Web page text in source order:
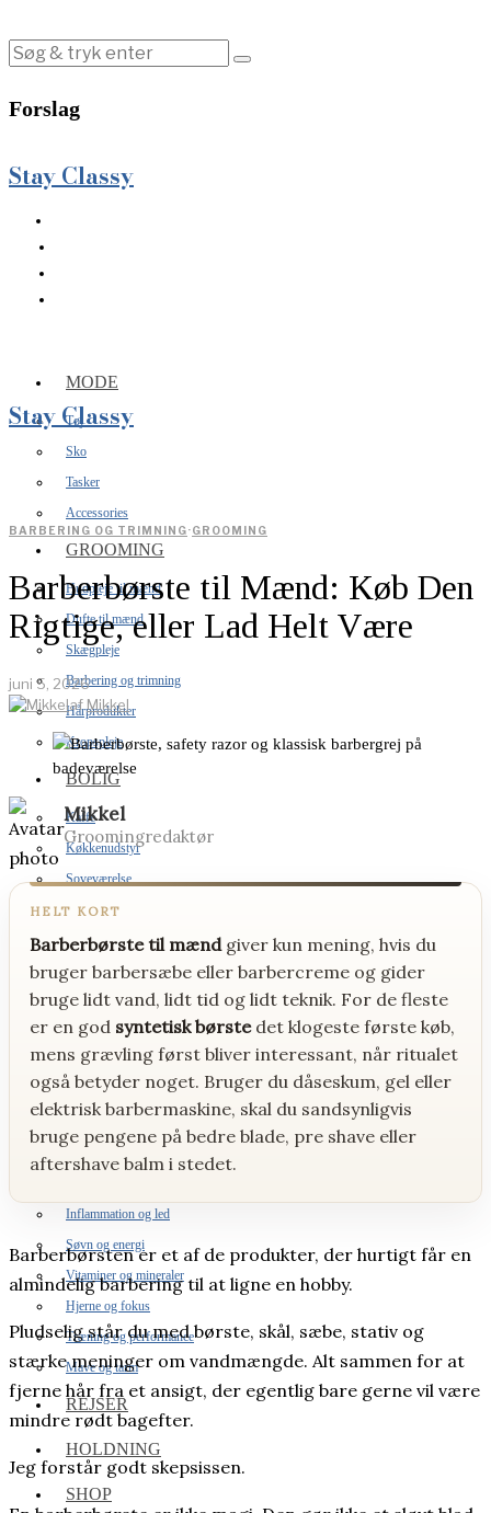
Forslag
Stay Classy
MODE
Tøj
Sko
Tasker
Accessories
GROOMING
Hudpleje til mænd
Dufte til mænd
Skægpleje
Barbering og trimning
Hårprodukter
Kropspleje
BOLIG
Kaffe
Køkkenudstyr
Soveværelse
Hjemmebar
Hjemmeteknologi
Grill
Stue og kontor
Have og terrasse
Badeværelse
Bolig inspiration
MAD & DRIKKE
SUNDHED
Inflammation og led
Søvn og energi
Vitaminer og mineraler
Hjerne og fokus
Træning og performance
Mave og tarm
REJSER
HOLDNING
SHOP
Stay Classy
BARBERING OG TRIMNING·GROOMING
Barberbørste til Mænd: Køb Den
Rigtige, eller Lad Helt Være
juni 5, 2026
afMikkel
Mikkel
Groomingredaktør
HELT KORT
Barberbørste til mændgiver kun mening, hvis du
bruger barbersæbe eller barbercreme og gider
bruge lidt vand, lidt tid og lidt teknik. For de fleste
er en god syntetisk børstedet klogeste første køb,
mens grævling først bliver interessant, når ritualet
også betyder noget. Bruger du dåseskum, gel eller
elektrisk barbermaskine, skal du sandsynligvis
bruge pengene på bedre blade, pre shave eller
aftershave balm i stedet.
Barberbørsten er et af de produkter, der hurtigt får en
almindelig barbering til at ligne en hobby.
Pludselig står du med børste, skål, sæbe, stativ og
stærke meninger om vandmængde. Alt sammen for at
fjerne hår fra et ansigt, der egentlig bare gerne vil være
mindre rødt bagefter.
Jeg forstår godt skepsissen.